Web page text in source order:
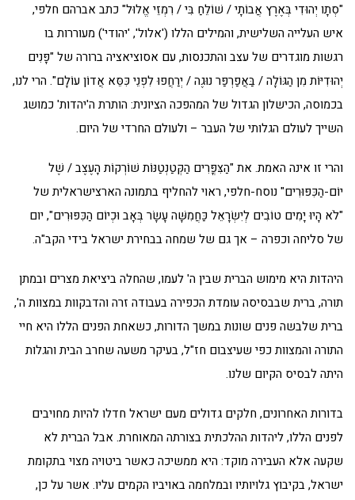
"סְתָו יְהוּדִי בְּאֶרֶץ אֲבוֹתָי / שׁוֹלֵחַ בִּי / רִמְזֵי אֱלוּל" כתב אברהם חלפי,
איש העלייה השלישית, והמילים הללו ('אלול', 'יהודי') מעוררות בו
רגשות מוגדרים של עצב והתכנסות, עם אסוציאציה ברורה של "פָּנִים
יְהוּדִיּוֹת מִן הַגּוֹלָה / בַּאֲפַרְפַּר נוּגֶה / יְרַחֲפוּ לִפְנֵי כִּסֵּא אֲדוֹן עוֹלָם". הרי לנו,
בכמוסה, הכישלון הגדול של המהפכה הציונית: הותרת ה'יהדות' כמושג
השייך לעולם הגלותי של העבר – ולעולם החרדי של היום.
והרי זו אינה האמת. את "הַצִּפֳּרִים הַקְּטַנְטַנּוֹת שׁוֹרְקוֹת הָעֶצֶב / שֶׁל
יוֹם-הַכִּפּוּרִים" נוסח-חלפי, ראוי להחליף בתמונה הארצישראלית של
"לֹא הָיוּ יָמִים טוֹבִים לְיִשְׂרָאֵל כַּחֲמִשָּׁה עָשָׂר בְּאָב וּכְיוֹם הַכִּפּוּרִים", יום
של סליחה וכפרה – אך גם של שמחה בבחירת ישראל בידי הקב"ה.
היהדות היא מימוש הברית שבין ה' לעמו, שהחלה ביציאת מצרים ובמתן
תורה, ברית שבבסיסה עומדת הכפירה בעבודה זרה והדבקוות במצוות ה',
ברית שלבשה פנים שונות במשך הדורות, כשאחת הפנים הללו היא חיי
התורה והמצוות כפי שעיצבום חז"ל, בעיקר משעה שחרב הבית והגלות
היתה לבסיס הקיום שלנו.
בדורות האחרונים, חלקים גדולים מעם ישראל חדלו להיות מחויבים
לפנים הללו, ליהדות ההלכתית בצורתה המאוחרת. אבל הברית לא
שקעה אלא העבירה מוקד: היא ממשיכה כאשר ביטויה מצוי בתקומת
ישראל, בקיבוץ גלויותיו ובמלחמה באויביו הקמים עליו. אשר על כן,